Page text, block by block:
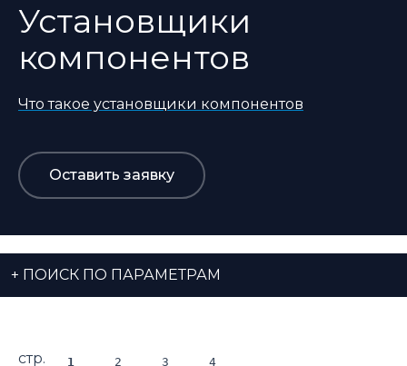
Установщики
компонентов
Что такое установщики компонентов
Оставить заявку
+ ПОИСК ПО ПАРАМЕТРАМ
стр. 1 2 3 4